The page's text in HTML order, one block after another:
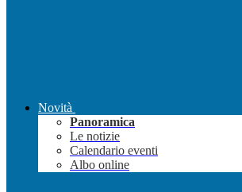
Novità
Panoramica
Le notizie
Calendario eventi
Albo online